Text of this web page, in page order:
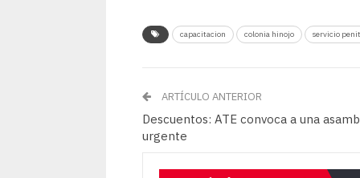
capacitacion colonia hinojo servicio
ARTÍCULO ANTERIOR
Descuentos: ATE convoca a una
urgente